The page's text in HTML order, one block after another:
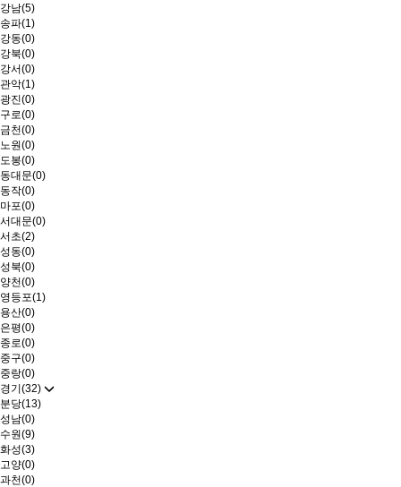
강남(5)
송파(1)
강동(0)
강북(0)
강서(0)
관악(1)
광진(0)
구로(0)
금천(0)
노원(0)
도봉(0)
동대문(0)
동작(0)
마포(0)
서대문(0)
서초(2)
성동(0)
성북(0)
양천(0)
영등포(1)
용산(0)
은평(0)
종로(0)
중구(0)
중랑(0)
경기(32)
분당(13)
성남(0)
수원(9)
화성(3)
고양(0)
과천(0)